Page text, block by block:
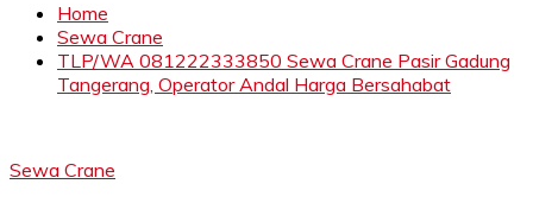
Home
Sewa Crane
TLP/WA 081222333850 Sewa Crane Pasir Gadung
Tangerang, Operator Andal Harga Bersahabat
Sewa Crane